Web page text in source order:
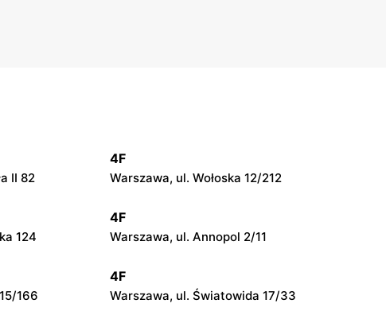
II 82
4F
Warszawa, ul. Wołoska 12/212
124
4F
Warszawa, ul. Annopol 2/11
166
4F
Warszawa, ul. Światowida 17/33